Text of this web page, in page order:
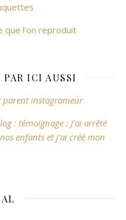
que l’on reproduit
PAR ICI AUSSI
parent instagrameur
: témoignage : J’ai arrêté
enfants et j’ai créé mon
sur Facebook
sur